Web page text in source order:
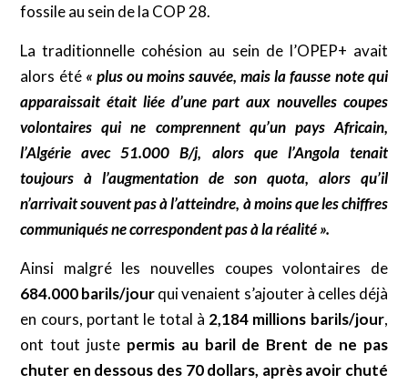
fossile au sein de la COP 28.
La traditionnelle cohésion au sein de l’OPEP+ avait
alors été « plus ou moins sauvée, mais la fausse note qui
apparaissait était liée d’une part aux nouvelles coupes
volontaires qui ne comprennent qu’un pays Africain,
l’Algérie avec 51.000 B/j, alors que l’Angola tenait
toujours à l’augmentation de son quota, alors qu’il
n’arrivait souvent pas à l’atteindre, à moins que les chiffres
communiqués ne correspondent pas à la réalité ».
Ainsi malgré les nouvelles coupes volontaires de
684.000 barils/jourqui venaient s’ajouter à celles déjà
en cours, portant le total à 2,184 millions barils/jour,
ont tout juste permis au baril de Brent de ne pas
chuter en dessous des 70 dollars, après avoir chuté